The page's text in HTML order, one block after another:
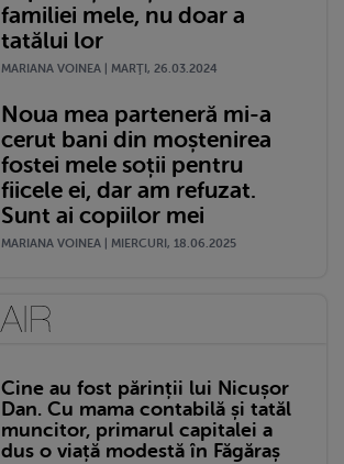
familiei mele, nu doar a
tatălui lor
MARIANA VOINEA | MARŢI, 26.03.2024
Noua mea parteneră mi-a
cerut bani din moștenirea
fostei mele soții pentru
fiicele ei, dar am refuzat.
Sunt ai copiilor mei
MARIANA VOINEA | MIERCURI, 18.06.2025
Cine au fost părinții lui Nicușor
Dan. Cu mama contabilă și tatăl
muncitor, primarul capitalei a
dus o viață modestă în Făgăraș